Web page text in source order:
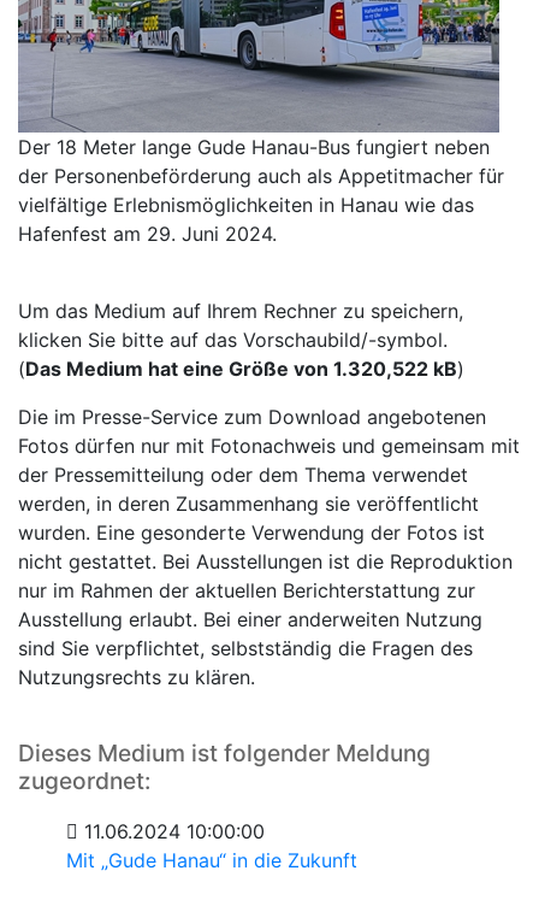
Der 18 Meter lange Gude Hanau-Bus fungiert neben
der Personenbeförderung auch als Appetitmacher für
vielfältige Erlebnismöglichkeiten in Hanau wie das
Hafenfest am 29. Juni 2024.
Um das Medium auf Ihrem Rechner zu speichern,
klicken Sie bitte auf das Vorschaubild/-symbol.
(Das Medium hat eine Größe von 1.320,522 kB)
Die im Presse-Service zum Download angebotenen
Fotos dürfen nur mit Fotonachweis und gemeinsam mit
der Pressemitteilung oder dem Thema verwendet
werden, in deren Zusammenhang sie veröffentlicht
wurden. Eine gesonderte Verwendung der Fotos ist
nicht gestattet. Bei Ausstellungen ist die Reproduktion
nur im Rahmen der aktuellen Berichterstattung zur
Ausstellung erlaubt. Bei einer anderweiten Nutzung
sind Sie verpflichtet, selbstständig die Fragen des
Nutzungsrechts zu klären.
Dieses Medium ist folgender Meldung
zugeordnet:
11.06.2024 10:00:00
Mit „Gude Hanau“ in die Zukunft